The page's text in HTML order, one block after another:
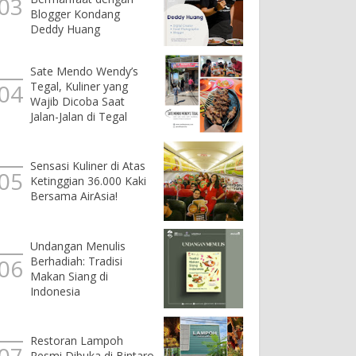
Blogger Kondang
Deddy Huang
Sate Mendo Wendy’s
Tegal, Kuliner yang
Wajib Dicoba Saat
Jalan-Jalan di Tegal
Sensasi Kuliner di Atas
Ketinggian 36.000 Kaki
Bersama AirAsia!
Undangan Menulis
Berhadiah: Tradisi
Makan Siang di
Indonesia
Restoran Lampoh